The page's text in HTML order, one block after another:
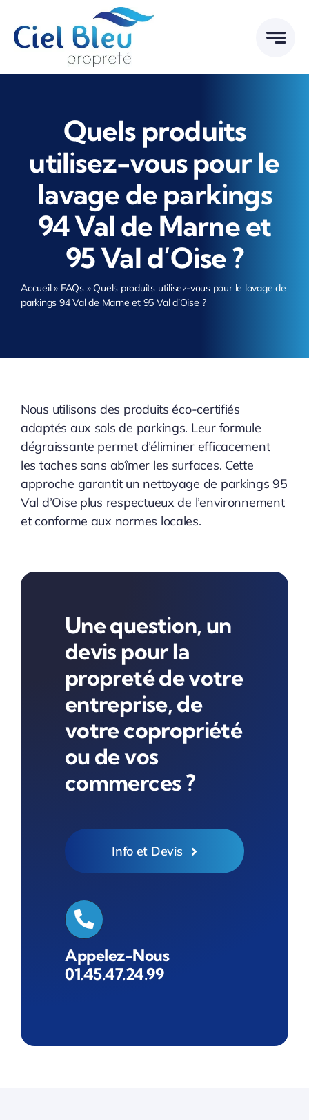
contenu
Quels produits
utilisez-vous pour le
lavage de parkings
94 Val de Marne et
95 Val d’Oise ?
Accueil» FAQs»Quels produits utilisez-vous pour le lavage de
parkings 94 Val de Marne et 95 Val d’Oise ?
Nous utilisons des produits éco-certifiés
adaptés aux sols de parkings. Leur formule
dégraissante permet d’éliminer efficacement
les taches sans abîmer les surfaces. Cette
approche garantit un nettoyage de parkings 95
Val d’Oise plus respectueux de l’environnement
et conforme aux normes locales.
Une question, un
devis pour la
propreté de votre
entreprise, de
votre copropriété
ou de vos
commerces ?
Info et Devis
Appelez-Nous
01.45.47.24.99